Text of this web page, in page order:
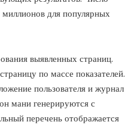
для популярных
выявленных страниц.
по массе показателей.
пользователя и журнал
мани генерируются с
перечень отображается